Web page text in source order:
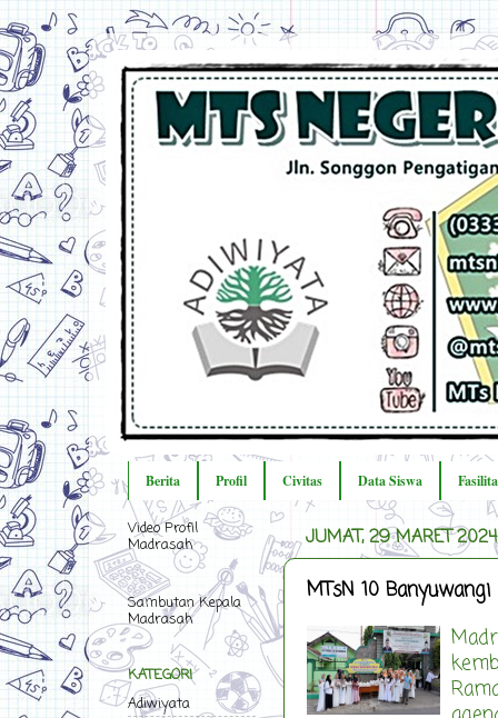
Berita Profil Civitas Data Siswa
JUMAT, 29 MARET 2024
MTsN 10
Video Profil
Madrasah
Sambutan Kepala
Madrasah
KATEGORI
Adiwiyata